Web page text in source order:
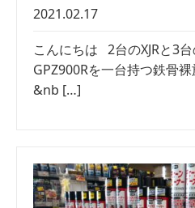
2021.02.17
こんにちは 2台のXJRと3
GPZ900Rを一台持つ鉄骨裸
&nb […]